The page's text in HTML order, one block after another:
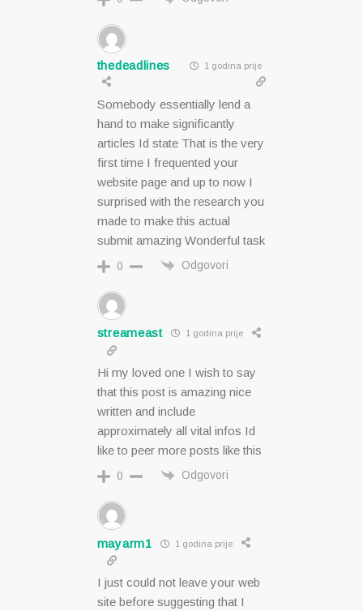
thedeadlines 1 godina prije
Somebody essentially lend a
hand to make significantly
articles Id state That is the very
first time I frequented your
website page and up to now I
surprised with the research you
made to make this actual
submit amazing Wonderful task
0 Odgovori
streameast 1 godina prije
Hi my loved one I wish to say
that this post is amazing nice
written and include
approximately all vital infos Id
like to peer more posts like this
0 Odgovori
mayarm1 1 godina prije
I just could not leave your web
site before suggesting that I